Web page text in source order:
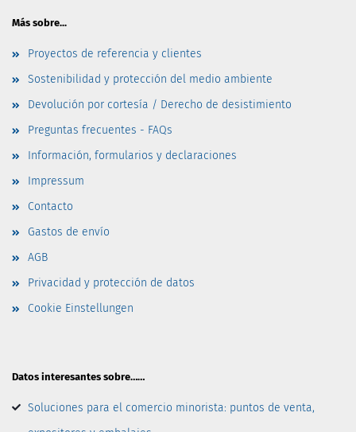
Más sobre...
Proyectos de referencia y clientes
Sostenibilidad y protección del medio ambiente
Devolución por cortesía / Derecho de desistimiento
Preguntas frecuentes - FAQs
Información, formularios y declaraciones
Impressum
Contacto
Gastos de envío
AGB
Privacidad y protección de datos
Cookie Einstellungen
Datos interesantes sobre……
Soluciones para el comercio minorista: puntos de venta,